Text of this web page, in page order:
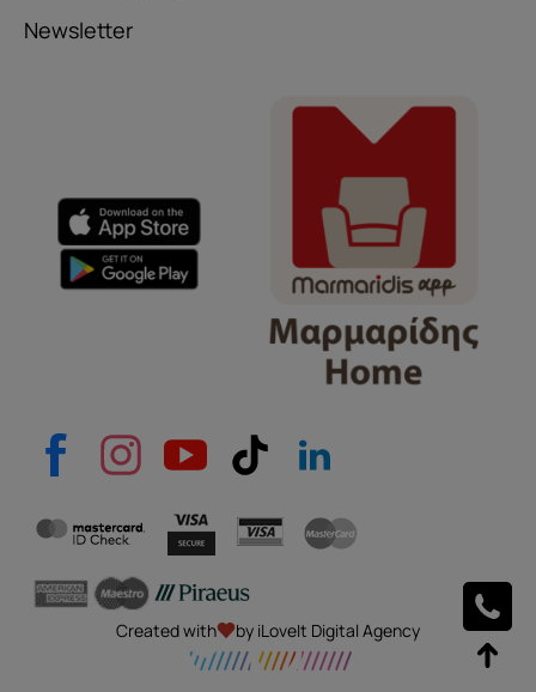
e-mail
Το μήνυμά σας
Newsletter
Created with by iLoveIt Digital Agency